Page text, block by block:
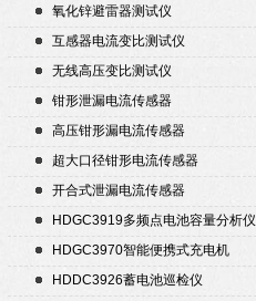
氧化锌避雷器测试仪
互感器电流变比测试仪
无线高压变比测试仪
钳形泄漏电流传感器
高压钳形漏电流传感器
超大口径钳形电流传感器
开合式泄漏电流传感器
HDGC3919多频点电池容量分析仪
HDGC3970智能便携式充电机
HDDC3926蓄电池巡检仪